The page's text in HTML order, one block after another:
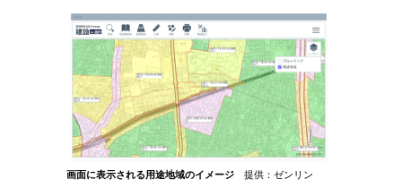
画面に表示される用途地域のイメージ 提供：ゼンリン